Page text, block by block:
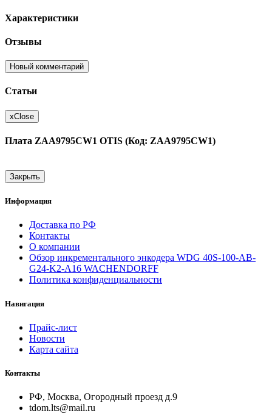
Характеристики
Отзывы
Новый комментарий
Статьи
xClose
Плата ZAA9795CW1 OTIS (Код: ZAA9795CW1)
Закрыть
Информация
Доставка по РФ
Контакты
О компании
Обзор инкрементального энкодера WDG 40S-100-AB-
G24-K2-A16 WACHENDORFF
Политика конфиденциальности
Навигация
Прайс-лист
Новости
Карта сайта
Контакты
РФ, Москва, Огородный проезд д.9
tdom.lts@mail.ru